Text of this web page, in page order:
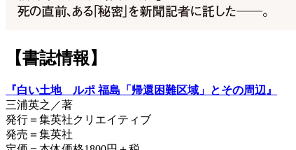
【書誌情報】
『白い土地 ルポ 福島「帰還困難区域」とその周辺』
三浦英之／著
発行＝集英社クリエイティブ
発売＝集英社